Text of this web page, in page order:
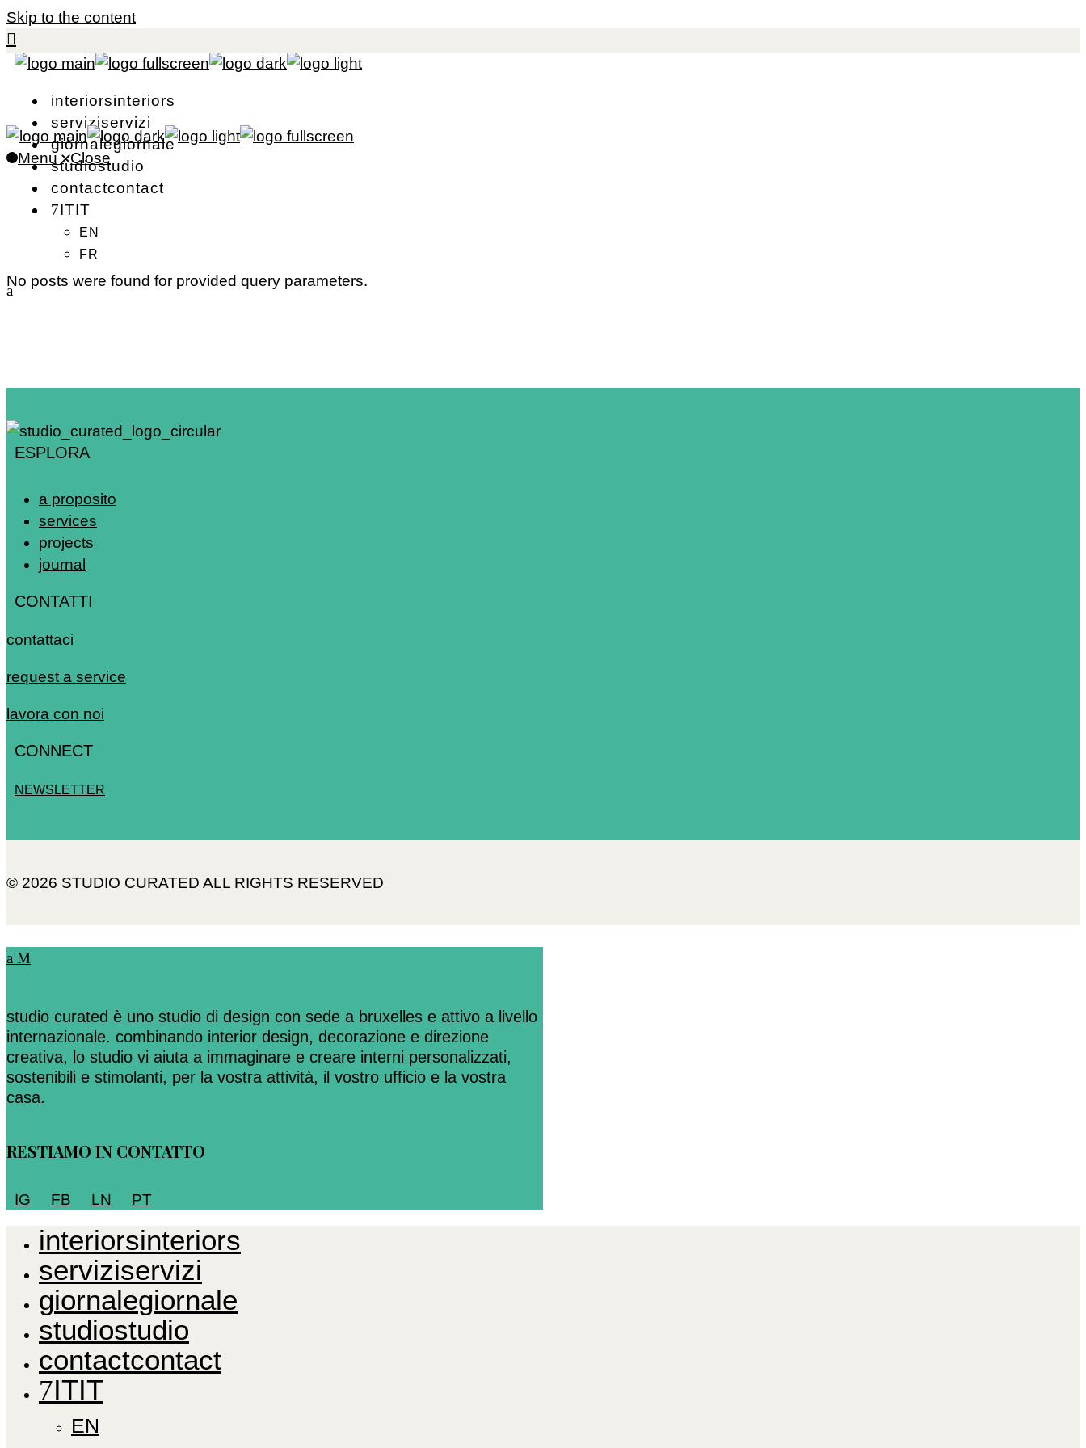
Skip to the content
interiorsinteriors
serviziservizi
giornalegiornale
studiostud io
contactcontact
ITIT
EN
FR
Menu Close
No posts were found for provided query parameters.
ESPLORA
a proposito
services
projects
journal
CONTATTI
contattaci
request a service
lavora con noi
CONNECT
NEWSLETTER
© 2026 STUDIO CURATED ALL RIGHTS RESERVED
studio curated è uno studio di design con sede a bruxelles e attivo a livello
internazionale. combinando interior design, decorazione e direzione
creativa, lo studio vi aiuta a immaginare e creare interni personalizzati,
sostenibili e stimolanti, per la vostra attività, il vostro ufficio e la vostra
casa.
RESTIAMO IN CONTATTO
IG FB LN PT
interiorsinteriors
serviziservizi
giornalegiornale
studiostudio
contactcontact
ITIT
EN